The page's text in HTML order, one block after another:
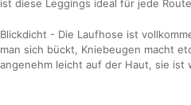
ist diese Leggings ideal für jede
Blickdicht - Die Laufhose ist
man sich bückt, Kniebeugen macht
angenehm leicht auf der Haut, sie ist